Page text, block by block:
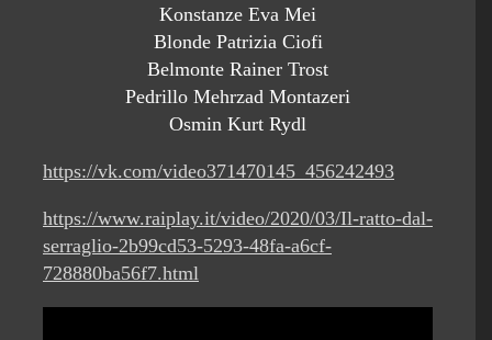
Konstanze Eva Mei
Blonde Patrizia Ciofi
Belmonte Rainer Trost
Pedrillo Mehrzad Montazeri
Osmin Kurt Rydl
https://vk.com/video371470145_456242493
https://www.raiplay.it/video/2020/03/Il-ratto-dal-
serraglio-2b99cd53-5293-48fa-a6cf-
728880ba56f7.html